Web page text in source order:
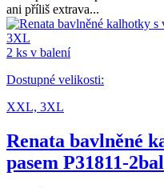
ani příliš extrava...
2 ks v balení
Dostupné velikosti:
XXL, 3XL
Renata bavlněné
pasem P31811-2bal